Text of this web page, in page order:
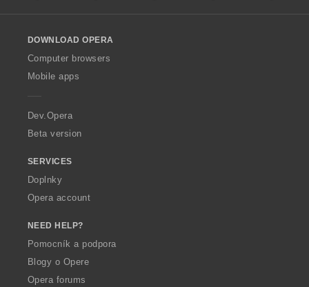
w
O
p
a
DOWNLOAD OPERA
Computer browsers
Mobile apps
Dev.Opera
Beta version
SERVICES
Doplnky
Opera account
NEED HELP?
Pomocník a podpora
Blogy o Opere
Opera forums